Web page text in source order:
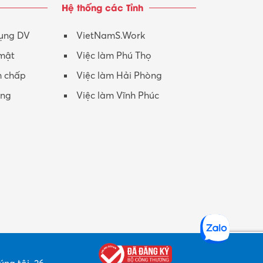
Nhân viên CSKH
Phục vụ khác
Promotion Girl (PG)
DV
chấp
Hệ thống các Tỉnh
VietNamS.Work
Việc làm Phú Thọ
Việc làm Hải Phòng
Việc làm Vĩnh Phúc